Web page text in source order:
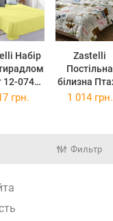
Набір
Lime
Zastelli
Постільна
білизна Птахи
7842
грн. 1 014 грн.
Фильтр